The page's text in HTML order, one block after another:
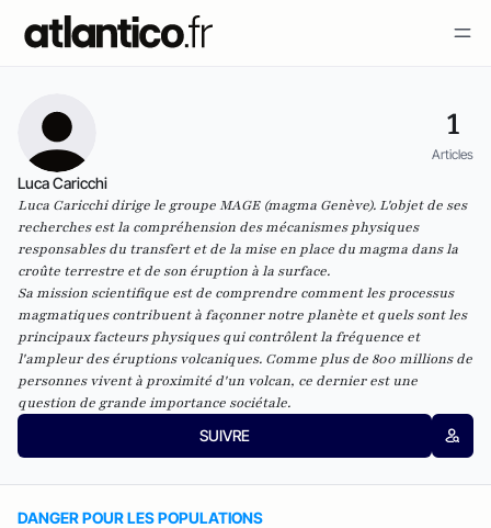
1
Articles
Luca Caricchi
Luca Caricchi dirige le groupe MAGE (magma Genève). L'objet de ses
recherches est la compréhension des mécanismes physiques
responsables du transfert et de la mise en place du magma dans la
croûte terrestre et de son éruption à la surface.
Sa mission scientifique est de comprendre comment les processus
magmatiques contribuent à façonner notre planète et quels sont les
principaux facteurs physiques qui contrôlent la fréquence et
l'ampleur des éruptions volcaniques. Comme plus de 800 millions de
personnes vivent à proximité d'un volcan, ce dernier est une
question de grande importance sociétale.
SUIVRE
DANGER POUR LES POPULATIONS